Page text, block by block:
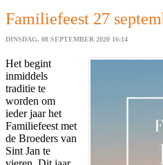
Familiefeest 27
DINSDAG, 08 SEPTEMBER 2020 16:14
Het begint
inmiddels
traditie te
worden om
ieder jaar het
Familiefeest met
de Broeders van
Sint Jan te